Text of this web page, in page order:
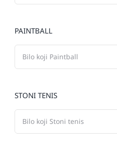
PAINTBALL
STONI TENIS